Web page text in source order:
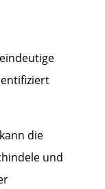
die
und